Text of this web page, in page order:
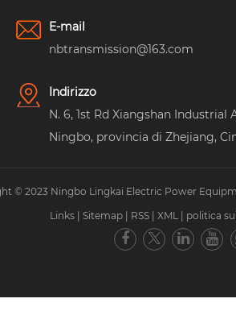
E-mail
nbtransmission@163.com
Indirizzo
N. 6, 1st Rd Xiangshan Industrial
Ningbo, provincia di Zhejiang,
© 2023 Ningbo Lingkai Electric Power
Links
Sitemap RSS XML politica